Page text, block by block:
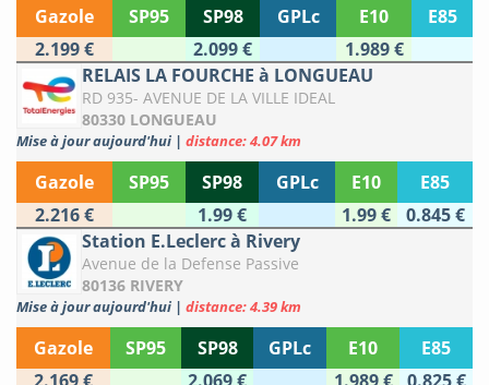
Gazole SP95 SP98 GPLc E10
E85
2.199 €
2.099 €
1.989 €
RELAIS LA FOURCHE à LONGUEAU
RD 935- AVENUE DE LA VILLE IDEAL
80330 LONGUEAU
Mise à jour aujourd'hui | distance: 4.07 km
Gazole SP95 SP98 GPLc E10
E85
2.216 €
1.99 € 1.99 €
0.845 €
Station E.Leclerc à Rivery
Avenue de la Defense Passive
80136 RIVERY
Mise à jour aujourd'hui | distance: 4.39 km
Gazole SP95 SP98 GPLc E10
E85